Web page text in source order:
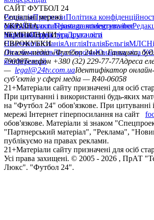
САЙТ ФУТБОЛ 24
РедакціяПрогнозиПолітика
сайтуКонтактиПравила коментування
політикаСтруктура власності
Соціальні мережі
facebookxyoutubeinstagramtelegramviber
УКРАЇНА
УкраїнаПерша лігаДруга ліга
ЧЕМПІОНАТИ
НімеччинаІспаніяАнгліяІталіяБельгіяМЛС
ЄВРОКУБКИ
Ліга чемпіонівЛіга ЄвропиЮнацька ліга
конференцій
Онлайн-медіа «Футбол 24»пл. Галицька,
79008Телефон +380 (32) 229-77-77Адреса
— legal@24tv.com.uaІдентифікатор
суб’єктів у сфері медіа — R40-06058
21+Матеріали сайту призначені для осіб
При цитуванні і використанні будь-яких
на "Футбол 24" обов'язкове. При цитуванні
мережі Інтернет гіперпосилання на сайт
обов'язкове. Матеріали зі знаком
"Партнерський матеріал", "Реклама",
публікуємо на правах реклами.
21+Матеріали сайту призначені для осіб
Усi права захищенi. © 2005 - 2026 , ПрАТ
Люкс". "Футбол 24".